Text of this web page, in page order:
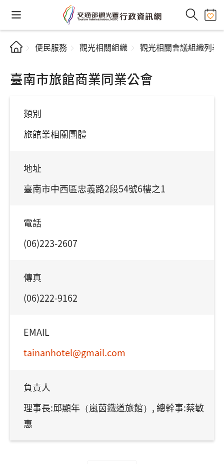
便民服務 觀光相關組織 觀光相關會議組織列表
臺南市旅館商業同業公會
類別
旅館業相關團體
地址
臺南市中西區忠義路2段54號6樓之1
電話
(06)223-2607
傳真
(06)222-9162
EMAIL
tainanhotel@gmail.com
負責人
理事長:邱顯年（嵐茵鐵道旅館）, 總幹事:蔡敏
惠